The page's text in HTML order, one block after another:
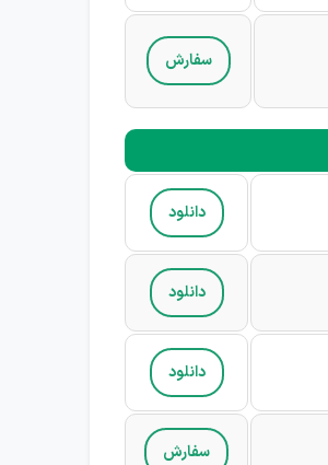
سفارش
دانلود
دانلود
دانلود
سفارش